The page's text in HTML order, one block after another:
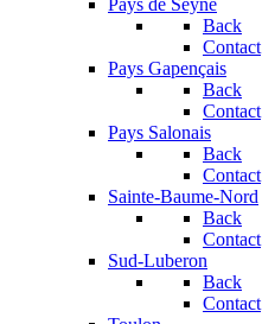
Pays de Seyne
Back
Contact
Pays Gapençais
Back
Contact
Pays Salonais
Back
Contact
Sainte-Baume-Nord
Back
Contact
Sud-Luberon
Back
Contact